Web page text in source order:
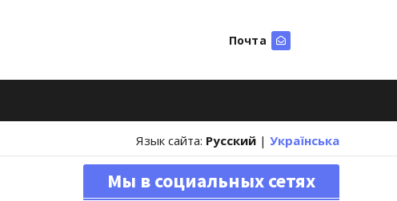
Почта
Язык сайта: Русский | Українська
Мы в социальных сетях